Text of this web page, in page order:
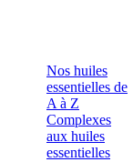
Nos huiles
essentielles de
A à Z
Complexes
aux huiles
essentielles